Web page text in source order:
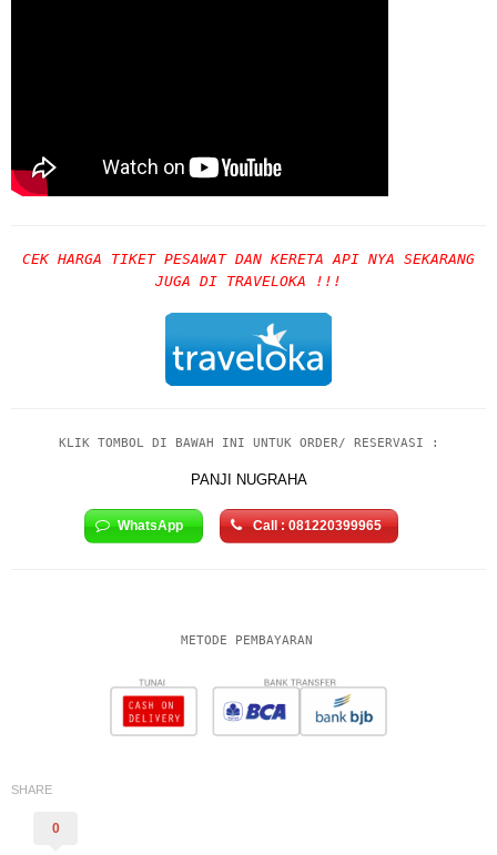
CEK HARGA TIKET PESAWAT DAN KERETA API NYA SEKARANG
JUGA DI TRAVELOKA !!!
KLIK TOMBOL DI BAWAH INI UNTUK ORDER/ RESERVASI :
PANJI NUGRAHA
WhatsApp Call : 081220399965
METODE PEMBAYARAN
SHARE
0